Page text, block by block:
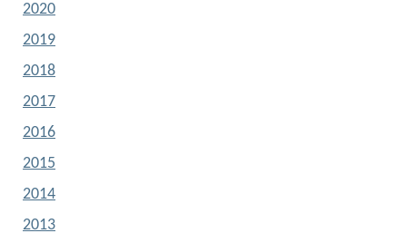
2020
2019
2018
2017
2016
2015
2014
2013